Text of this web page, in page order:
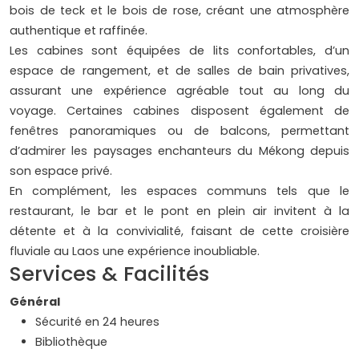
bois de teck et le bois de rose, créant une atmosphère
authentique et raffinée.
Les cabines sont équipées de lits confortables, d’un
espace de rangement, et de salles de bain privatives,
assurant une expérience agréable tout au long du
voyage. Certaines cabines disposent également de
fenêtres panoramiques ou de balcons, permettant
d’admirer les paysages enchanteurs du Mékong depuis
son espace privé.
En complément, les espaces communs tels que le
restaurant, le bar et le pont en plein air invitent à la
détente et à la convivialité, faisant de cette croisière
fluviale au Laos une expérience inoubliable.
Services & Facilités
Général
Sécurité en 24 heures
Bibliothèque